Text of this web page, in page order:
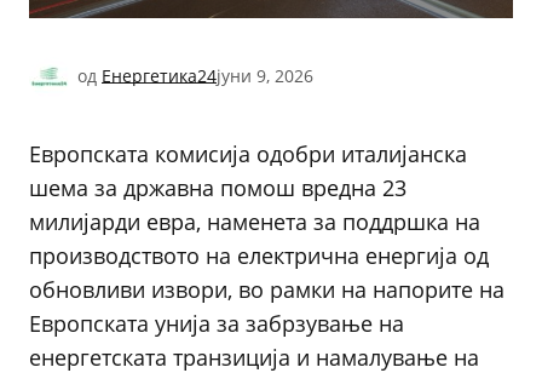
од Енергетика24јуни 9, 2026
Европската комисија одобри италијанска
шема за државна помош вредна 23
милијарди евра, наменета за поддршка на
производството на електрична енергија од
обновливи извори, во рамки на напорите на
Европската унија за забрзување на
енергетската транзиција и намалување на